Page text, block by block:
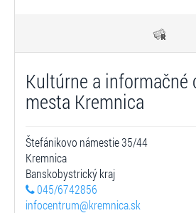
Kultúrne a informačné
mesta Kremnica
Štefánikovo námestie 35/44
Kremnica
Banskobystrický kraj
045/6742856
infocentrum@kremnica.sk